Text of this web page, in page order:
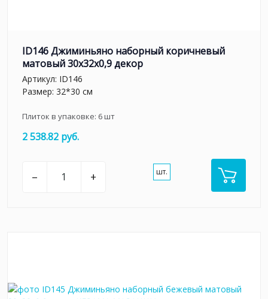
ID146 Джиминьяно наборный коричневый
матовый 30x32x0,9 декор
Артикул: ID146
Размер: 32*30 см
Плиток в упаковке: 6шт
2 538.82 руб.
– + шт.